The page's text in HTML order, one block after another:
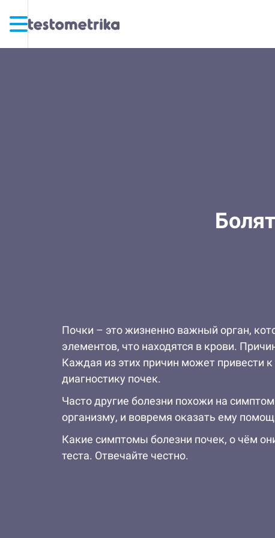
Почки – это жизненно важный орган,
элементов, что находятся в крови.
Каждая из этих причин может привести
диагностику почек.
Часто другие болезни похожи на
организму, и вовремя оказать ему
Какие симптомы болезни почек, о чём
теста. Отвечайте честно.